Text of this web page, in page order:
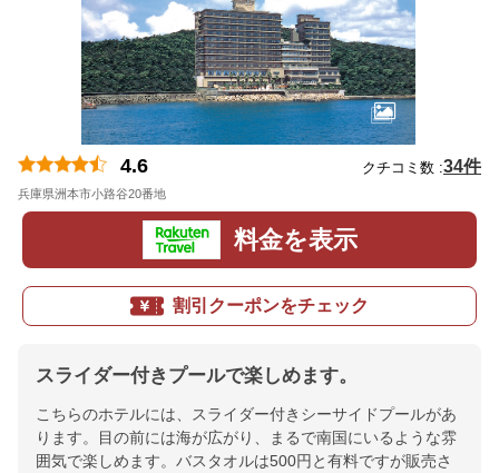
4.6 クチコミ数 :34件
兵庫県洲本市小路谷20番地
料金を表示
割引クーポンをチェック
スライダー付きプールで楽しめます。
こちらのホテルには、スライダー付きシーサイドプールがあ
ります。目の前には海が広がり、まるで南国にいるような雰
囲気で楽しめます。バスタオルは500円と有料ですが販売さ